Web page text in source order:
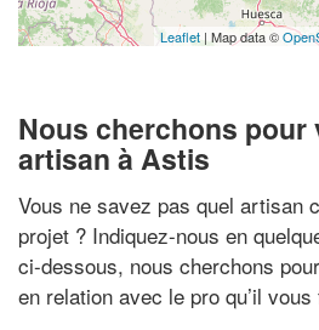
Leaflet | Map data ©
Nous cherchons pour
artisan à Astis
Vous ne savez pas quel artisan
projet ? Indiquez-nous en
ci-dessous, nous cherchons
en relation avec le pro qu’il vous